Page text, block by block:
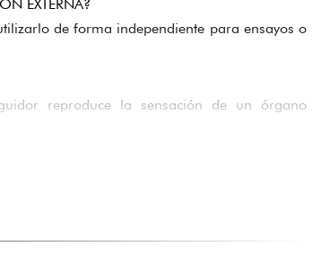
EXTERNA?
de forma independiente para ensayos o
reproduce la sensación de un órgano
la opción de guardarlos a través de USB.
y músicos itinerantes que buscan un